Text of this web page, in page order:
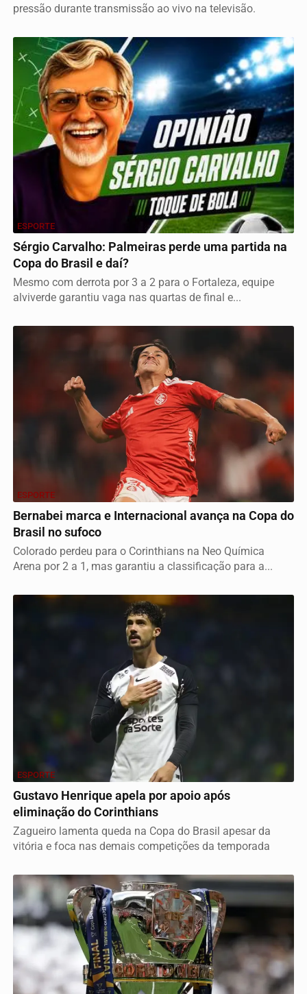
pressão durante transmissão ao vivo na televisão.
ESPORTE
Sérgio Carvalho: Palmeiras perde uma partida na
Copa do Brasil e daí?
Mesmo com derrota por 3 a 2 para o Fortaleza, equipe
alviverde garantiu vaga nas quartas de final e...
ESPORTE
Bernabei marca e Internacional avança na Copa do
Brasil no sufoco
Colorado perdeu para o Corinthians na Neo Química
Arena por 2 a 1, mas garantiu a classificação para a...
ESPORTE
Gustavo Henrique apela por apoio após
eliminação do Corinthians
Zagueiro lamenta queda na Copa do Brasil apesar da
vitória e foca nas demais competições da temporada